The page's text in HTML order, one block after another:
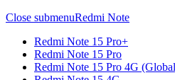
Close submenuRedmi Note
Redmi Note 15 Pro+
Redmi Note 15 Pro
Redmi Note 15 Pro 4G